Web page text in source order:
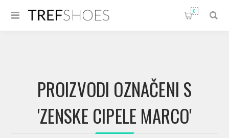
0
PROIZVODI OZNAČENI S
'ZENSKE CIPELE MARCO'